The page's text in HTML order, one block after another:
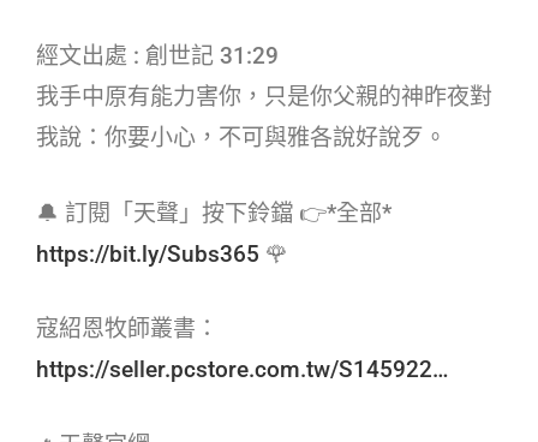
經文出處 : 創世記 31:29
我手中原有能力害你，只是你父親的神昨夜對
我說：你要小心，不可與雅各說好說歹。
🔔 訂閱「天聲」按下鈴鐺 👉*全部*
https://bit.ly/Subs365 🌹
寇紹恩牧師叢書：
https://seller.pcstore.com.tw/S145922…